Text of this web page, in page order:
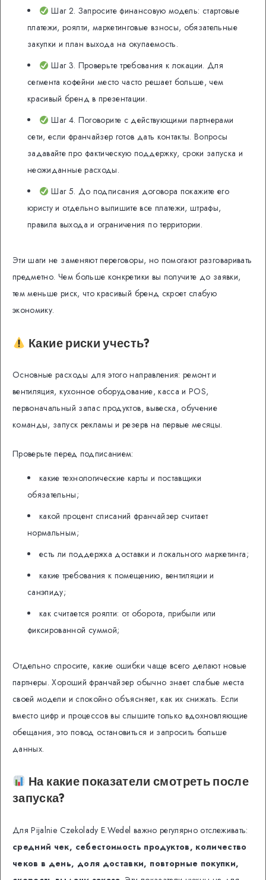
Шаг 2. Запросите финансовую модель: стартовые
платежи, роялти, маркетинговые взносы, обязательные
закупки и план выхода на окупаемость.
Шаг 3. Проверьте требования к локации. Для
сегмента кофейни место часто решает больше, чем
красивый бренд в презентации.
Шаг 4. Поговорите с действующими партнерами
сети, если франчайзер готов дать контакты. Вопросы
задавайте про фактическую поддержку, сроки запуска и
неожиданные расходы.
Шаг 5. До подписания договора покажите его
юристу и отдельно выпишите все платежи, штрафы,
правила выхода и ограничения по территории.
Эти шаги не заменяют переговоры, но помогают разговаривать
предметно. Чем больше конкретики вы получите до заявки,
тем меньше риск, что красивый бренд скроет слабую
экономику.
Какие риски учесть?
Основные расходы для этого направления: ремонт и
вентиляция, кухонное оборудование, касса и POS,
первоначальный запас продуктов, вывеска, обучение
команды, запуск рекламы и резерв на первые месяцы.
Проверьте перед подписанием:
какие технологические карты и поставщики
обязательны;
какой процент списаний франчайзер считает
нормальным;
есть ли поддержка доставки и локального маркетинга;
какие требования к помещению, вентиляции и
санэпиду;
как считается роялти: от оборота, прибыли или
фиксированной суммой;
Отдельно спросите, какие ошибки чаще всего делают новые
партнеры. Хороший франчайзер обычно знает слабые места
своей модели и спокойно объясняет, как их снижать. Если
вместо цифр и процессов вы слышите только вдохновляющие
обещания, это повод остановиться и запросить больше
данных.
На какие показатели смотреть после
запуска?
Для Pijalnie Czekolady E.Wedel важно регулярно отслеживать:
средний чек, себестоимость продуктов, количество
чеков в день, доля доставки, повторные покупки,